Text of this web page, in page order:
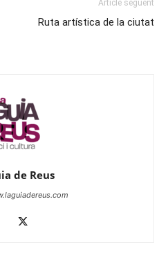
Article següent
Ruta artística de la ciutat
de Reus